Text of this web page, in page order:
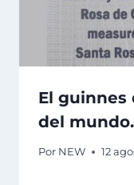
El guinnes
del mundo.
Por NEW 12